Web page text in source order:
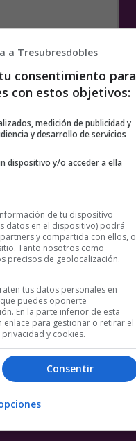
a Tresubresdobles
consentimiento para
con estos objetivos:
medición de publicidad y
y desarrollo de servicios
dispositivo y/o acceder a ella
de tu dispositivo
datos en el dispositivo) podrá
y compartida con ellos, o
Tanto nosotros como
precisos de geolocalización.
tus datos personales en
puedes oponerte
En la parte inferior de esta
enlace para gestionar o retirar el
y cookies.
Consentir